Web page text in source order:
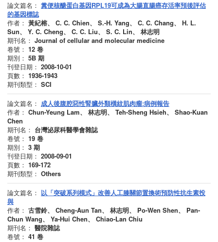
論文篇名： 糞便核醣蛋白基因RPL19可成為大腸直腸癌存活率預後評估
的基因標誌
作者： 黃紀榕、 C. C. Chien、 S.-H. Yang、 C. C. Chang、 H. L.
Sun、 Y. C. Cheng、 C. C. Liu、 S. C. Lin、 林志明
期刊名： Journal of cellular and molecular medicine
卷號： 12 卷
期別： 5B 期
刊登日期： 2008-10-01
頁數： 1936-1943
期刊類型： SCI
論文篇名： 成人後腹腔惡性腎臟外類橫紋肌肉瘤:病例報告
作者： Chun-Yeung Lam、 林志明、 Teh-Sheng Hsieh、 Shao-Kuan
Chen
期刊名： 台灣泌尿科醫學會雜誌
卷號： 19 卷
期別： 3 期
刊登日期： 2008-09-01
頁數： 169-172
期刊類型： Others
論文篇名： 以「突破系列模式」改善人工膝關節置換術預防性抗生素投
與
作者： 古雪鈴、 Cheng-Aun Tan、 林志明、 Po-Wen Shen、 Pan-
Chun Wang、 Ya-Hui Chen、 Chiao-Lan Chiu
期刊名： 醫院雜誌
卷號： 41 卷